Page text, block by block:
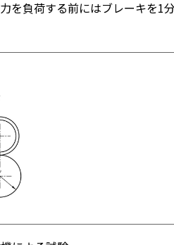
を負荷する前にはブレーキを1